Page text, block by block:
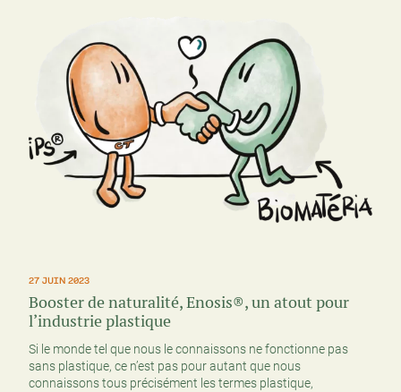
27 JUIN 2023
Booster de naturalité, Enosis®, un atout pour
l’industrie plastique
Si le monde tel que nous le connaissons ne fonctionne pas
sans plastique, ce n’est pas pour autant que nous
connaissons tous précisément les termes plastique,